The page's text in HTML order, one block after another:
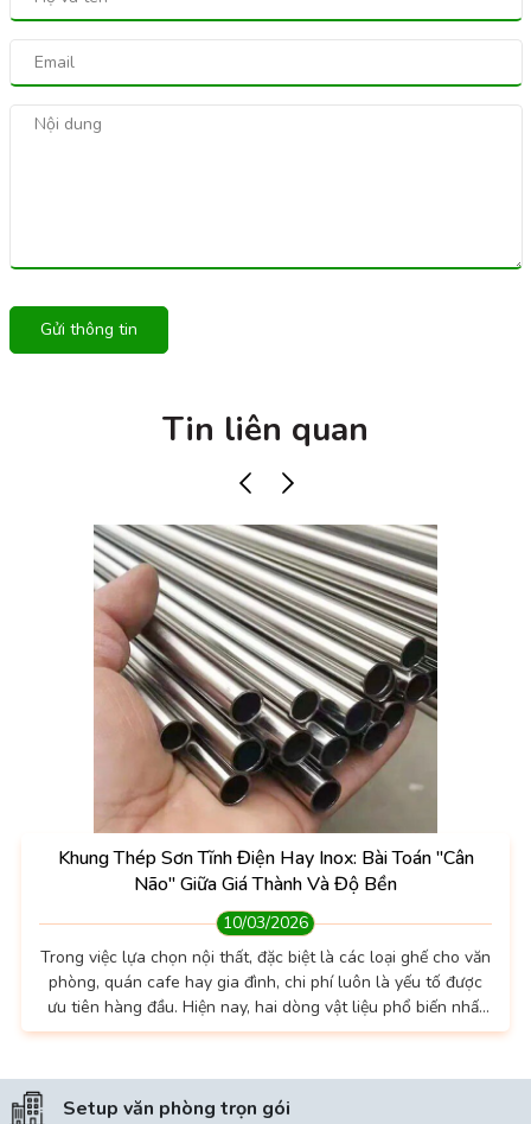
Gửi thông tin
Tin liên quan
Khung Thép Sơn Tĩnh Điện Hay Inox: Bài Toán "Cân
Não" Giữa Giá Thành Và Độ Bền
10/03/2026
Trong việc lựa chọn nội thất, đặc biệt là các loại ghế cho văn
phòng, quán cafe hay gia đình, chi phí luôn là yếu tố được
ưu tiên hàng đầu. Hiện nay, hai dòng vật liệu phổ biến nhất
là thép sơn tĩnh điện và inox đang tạo nên một cuộc cạnh
điện: Giải pháp tối ưu cho ngân sách vừa phải Thép sơn tĩnh
điện từ lâu...
Setup văn phòng trọn gói